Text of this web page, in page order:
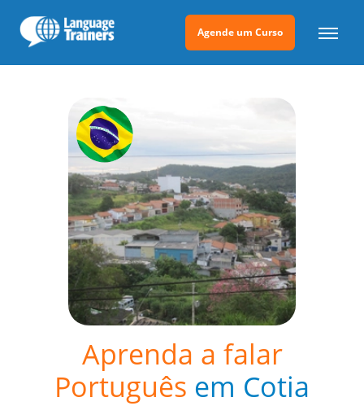
Agende um Curso
Aprenda a falar
Português em Cotia